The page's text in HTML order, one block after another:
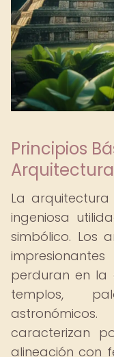
Principios
La
ingeniosa
simbólico. Los
perduran en la
templos,
caracterizan
alineación con